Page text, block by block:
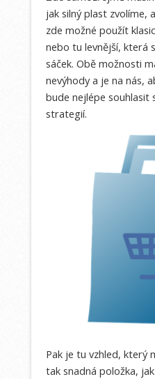
jak silný plast zvolíme,
zde možné použít
nebo tu levnější, která
sáček. Obě možnosti
nevýhody a je na nás,
bude nejlépe souhlasit
strategií.
Pak je tu vzhled, který
tak snadná položka,